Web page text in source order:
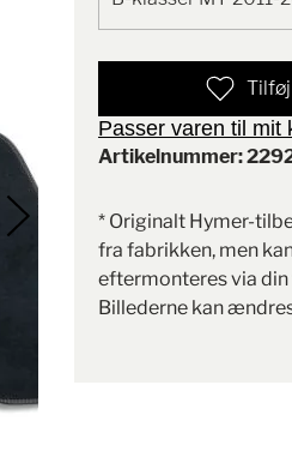
Passer varen til mit
Artikelnummer:
* Originalt Hymer-
fra fabrikken, men
eftermonteres via
Billederne kan